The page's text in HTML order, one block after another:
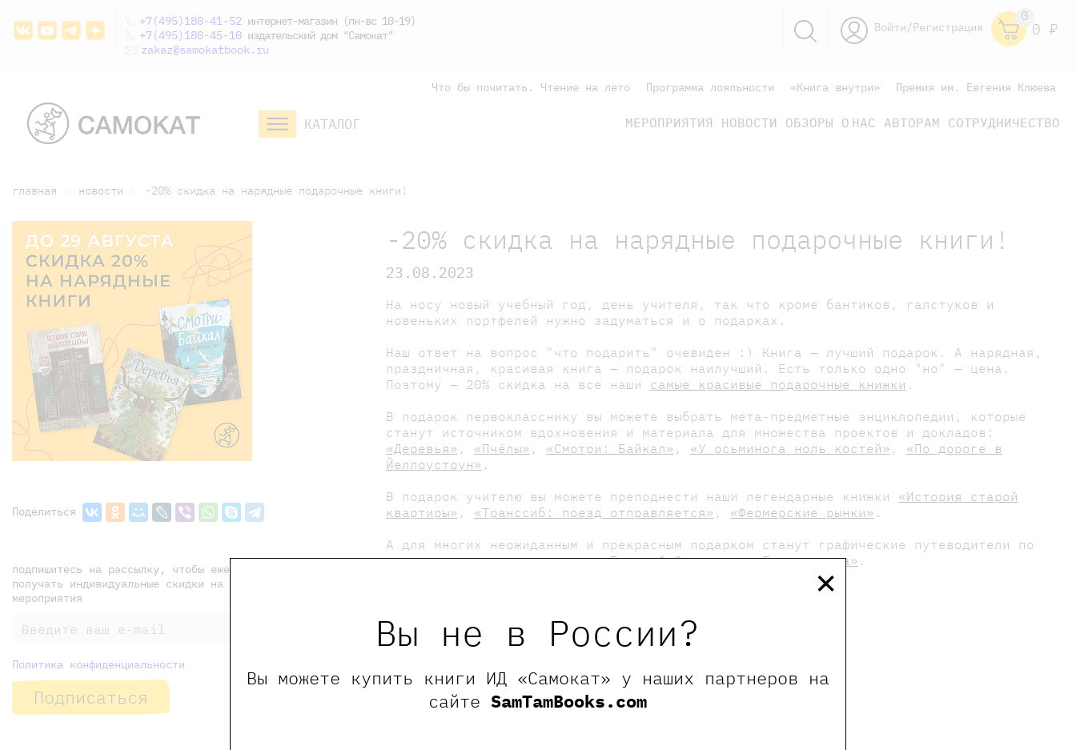
Вы не в России?
Вы можете купить книги ИД «Самокат» у наших партнеров на
сайтеSamTamBooks.com
×
+7(495)180-41-52 интернет-магазин (пн-вс 10-19)
+7(495)180-45-10 издательский дом "Самокат"
zakaz@samokatbook.ru
Войти/Регистрация
0
0 Р
Что бы почитать. Чтение на лето Программа лояльности «Книга внутри» Премия им. Евгения Клюева
КАТАЛОГ МЕРОПРИЯТИЯ НОВОСТИ ОБЗОРЫ О НАС АВТОРАМ СОТРУДНИЧЕСТВО
дошкольникам
главная новости -20% скидка на нарядные подарочные книги!
Поделиться
подпишитесь на рассылку, чтобы еженедельно
получать индивидуальные скидки на наши книги и
мероприятия
Политика конфиденциальности
Подписаться
-20% скидка на нарядные подарочные книги!
23.08.2023
На носу новый учебный год, день учителя, так что кроме бантиков, галстуков и
новеньких портфелей нужно задуматься и о подарках.
Наш ответ на вопрос "что подарить" очевиден :) Книга — лучший подарок. А нарядная,
праздничная, красивая книга — подарок наилучший. Есть только одно "но" — цена.
Поэтому — 20% скидка на все наши самые красивые подарочные книжки .
В подарок первокласснику вы можете выбрать мета-предметные энциклопедии, которые
станут источником вдохновения и материала для множества проектов и докладов:
«Деревья» , «Пчёлы» , «Смотри: Байкал» , «У осьминога ноль костей» , «По дороге в
Йеллоустоун» .
В подарок учителю вы можете преподнести наши легендарные книжки «История старой
квартиры» , «Транссиб: поезд отправляется» , «Фермерские рынки» .
А для многих неожиданным и прекрасным подарком станут графические путеводители по
классическим произведениям«Евгений Онегин»и«Горе от ума» .